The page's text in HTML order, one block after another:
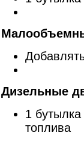
Дизельные
1
топлива